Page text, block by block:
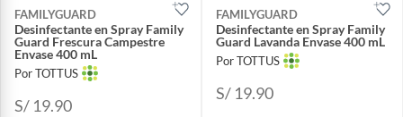
FAMILYGUARD
Desinfectante en Spray Family
Guard Frescura Campestre
Envase 400 mL
Por TOTTUS
S/ 19.90
FAMILYGUARD
Desinfectante en Spray Family
Guard Lavanda Envase 400 mL
Por TOTTUS
S/ 19.90